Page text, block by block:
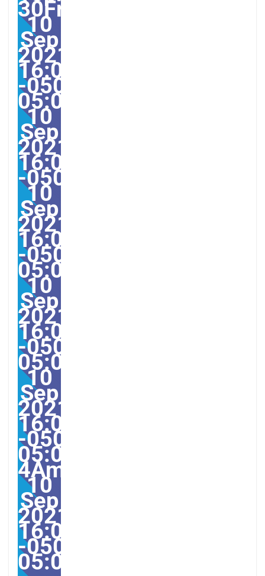
30Fri,
10
Sep
2021
16:00:00
-0500-
05:004America/
10
Sep
2021
16:00:00
-
10
Sep
2021
16:00:00
-0500-
05:00America/
10
Sep
2021
16:00:00
-0500-
05:000030#/30Fri,
10
Sep
2021
16:00:00
-0500-
05:00-
4America/
10
Sep
2021
16:00:00
-0500-
05:00America/